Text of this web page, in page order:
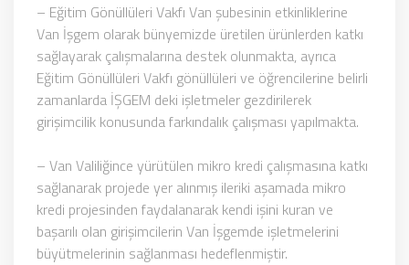
– Eğitim Gönüllüleri Vakfı Van şubesinin etkinliklerine
Van İşgem olarak bünyemizde üretilen ürünlerden katkı
sağlayarak çalışmalarına destek olunmakta, ayrıca
Eğitim Gönüllüleri Vakfı gönüllüleri ve öğrencilerine belirli
zamanlarda İŞGEM deki işletmeler gezdirilerek
girişimcilik konusunda farkındalık çalışması yapılmakta.
– Van Valiliğince yürütülen mikro kredi çalışmasına katkı
sağlanarak projede yer alınmış ileriki aşamada mikro
kredi projesinden faydalanarak kendi işini kuran ve
başarılı olan girişimcilerin Van İşgemde işletmelerini
büyütmelerinin sağlanması hedeflenmiştir.